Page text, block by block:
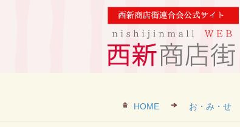
HOME お・み・せ